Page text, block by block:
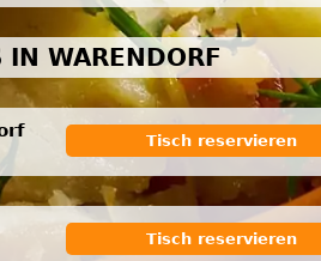
IN WARENDORF
Tisch reservieren
Tisch reservieren